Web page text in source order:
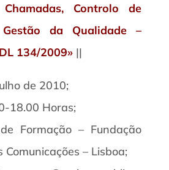
Controlo de
da Qualidade –
134/2009»||
de 2010;
18.00 Horas;
Formação – Fundação
Comunicações – Lisboa;